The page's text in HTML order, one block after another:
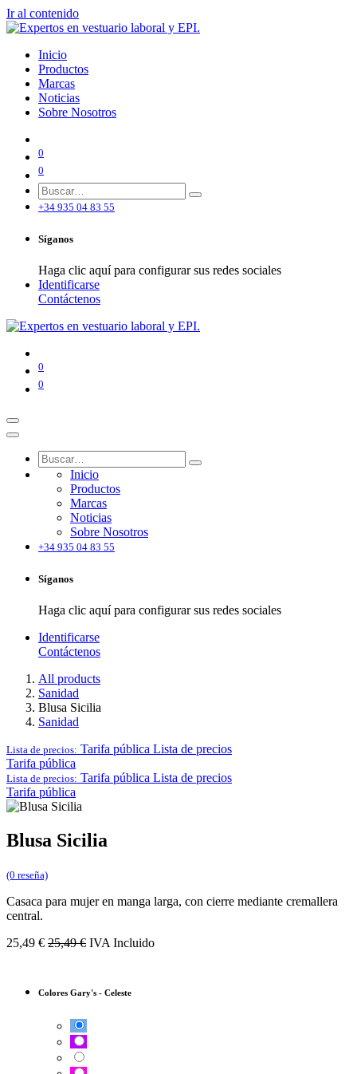
Ir al contenido
Inicio
Productos
Marcas
Noticias
Sobre Nosotros
0
0
+34 935 04 83 55
Síganos
Haga clic aquí para configurar sus redes sociales
Identificarse
Contáctenos
0
0
Inicio
Productos
Marcas
Noticias
Sobre Nosotros
+34 935 04 83 55
Síganos
Haga clic aquí para configurar sus redes sociales
Identificarse
Contáctenos
All products
Sanidad
Blusa Sicilia
Sanidad
Lista de precios: Tarifa pública Lista de precios
Tarifa pública
Lista de precios: Tarifa pública Lista de precios
Tarifa pública
Blusa Sicilia
(0 reseña)
Casaca para mujer en manga larga, con cierre mediante cremallera
central.
25,49 € 25,49€ IVA Incluido
Colores Gary's - Celeste